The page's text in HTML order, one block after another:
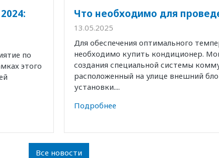
по
этого
Что необходимо для
13.05.2025
Для обеспечения оптимального
необходимо купить кондиционер.
создания специальной системы
расположенный на улице внешний
установки....
Подробнее
Все новости